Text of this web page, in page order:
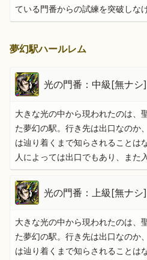
ている門番からの試練を突破しな
夢幻駅ハールレム
光の門番：中級[無ナシ]
大きな光の中から現われたのは、
た夢幻の駅。行き先は出口なのか
は辿り着くまで知らされることは
人によっては出口でもあり、また
光の門番：上級[無ナシ]
大きな光の中から現われたのは、
た夢幻の駅。行き先は出口なのか
は辿り着くまで知らされることは